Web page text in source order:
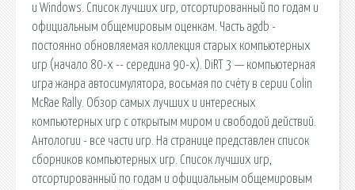
и Windows. Список лучших игр, отсортированный по годам и
официальным общемировым оценкам. Часть agdb -
постоянно обновляемая коллекция старых компьютерных
игр (начало 80-х -- середина 90-х). DiRT 3 — компьютерная
игра жанра автосимулятора, восьмая по счёту в серии Colin
McRae Rally. Обзор самых лучших и интересных
компьютерных игр с открытым миром и свободой действий.
Антологии - все части игр. На странице представлен список
сборников компьютерных игр. Список лучших игр,
отсортированный по годам и официальным общемировым